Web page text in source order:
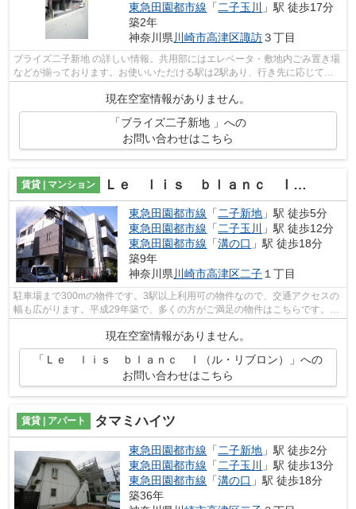
東急田園都市線 「 二子玉川
」駅 徒歩17分
築2年
神奈川県 川崎市高津区諏訪３丁目
ブライズ二子新地 の詳しい情報。共用部にはエレベータ・敷地内ごみ置き場
などが揃っております。お使いいただける駅は2駅あり、行き先に応じて使
現在空室情報がありません。
「ブライズ二子新地 」への
お問い合わせはこちら
賃貸 | マンション Ｌｅ ｌｉｓ ｂｌａｎｃ Ⅰ（ル・リブロン）
東急田園都市線 「 二子新地 」駅 徒歩5分
東急田園都市線 「 二子玉川
」駅 徒歩12分
東急田園都市線 「溝の口 」駅 徒歩18分
築9年
神奈川県 川崎市高津区二子 １丁目
駐車場まで300mの物件です。3駅以上利用可の物件なので、交通アクセスの
幅も広がります。平成29年築で、多くの方がご満足の物件はこちらです。家
賃10万円以下の物件をお探しのお客様に...
現在空室情報がありません。
「Ｌｅ ｌｉｓ ｂｌａｎｃ Ⅰ（ル・リブロン）」への
お問い合わせはこちら
賃貸 | アパート タマミハイツ
東急田園都市線 「 二子新地 」駅 徒歩2分
東急田園都市線 「 二子玉川
」駅 徒歩13分
東急田園都市線 「溝の口 」駅 徒歩18分
築36年